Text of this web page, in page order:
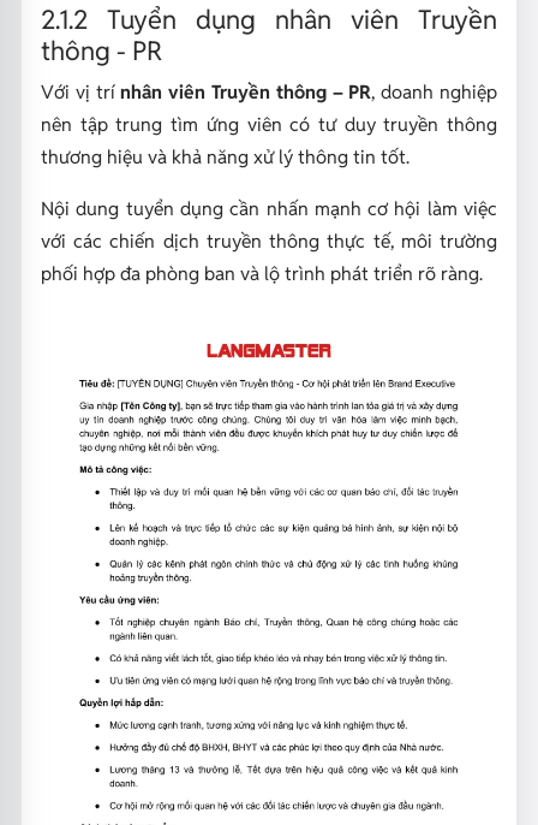
2.1.2 Tuyển dụng nhân viên Truyền
thông - PR
Với vị trínhân viên Truyền thông – PR, doanh nghiệp
nên tập trung tìm ứng viên có tư duy truyền thông
thương hiệu và khả năng xử lý thông tin tốt.
Nội dung tuyển dụng cần nhấn mạnh cơ hội làm việc
với các chiến dịch truyền thông thực tế, môi trường
phối hợp đa phòng ban và lộ trình phát triển rõ ràng.